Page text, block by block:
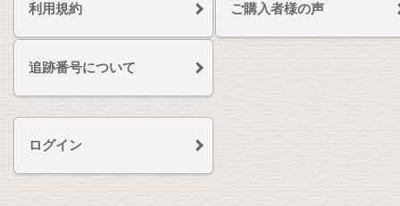
利用規約 ご購入者様の声
追跡番号について
ログイン